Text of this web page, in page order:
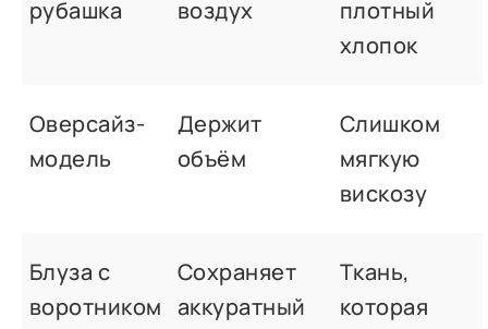
рубашка воздух
плотный
хлопок
Оверсайз-
модель
Держит
объём
Слишком
мягкую
вискозу
Блуза с
воротником
Сохраняет
аккуратный
Ткань,
которая